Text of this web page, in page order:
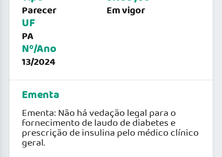
Parecer
UF
PA
Nº/Ano
13/2024
Em vigor
Ementa
Ementa: Não há vedação legal para o
fornecimento de laudo de diabetes e
prescrição de insulina pelo médico clínico
geral.